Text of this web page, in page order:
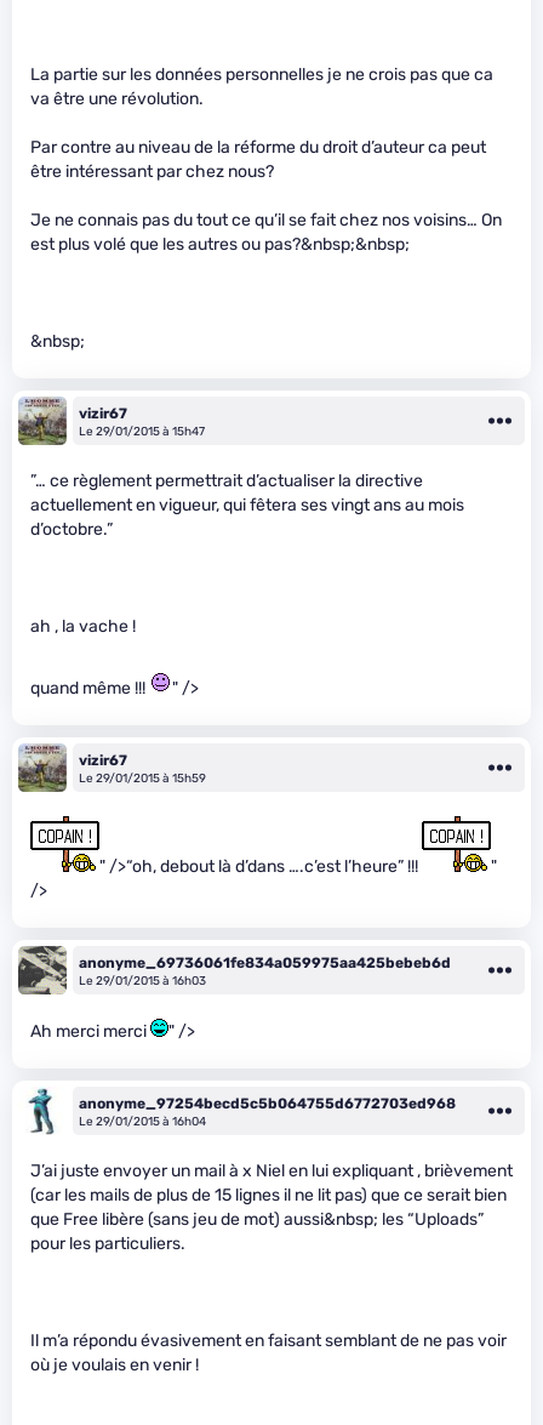
La partie sur les données personnelles je ne crois pas que ca
va être une révolution.
Par contre au niveau de la réforme du droit d’auteur ca peut
être intéressant par chez nous?
Je ne connais pas du tout ce qu’il se fait chez nos voisins… On
est plus volé que les autres ou pas?&nbsp;&nbsp;
&nbsp;
vizir67
Le 29/01/2015 à 15h47
”… ce règlement permettrait d’actualiser la directive
actuellement en vigueur, qui fêtera ses vingt ans au mois
d’octobre.”
ah , la vache !
quand même !!! " />
vizir67
Le 29/01/2015 à 15h59
" />“oh, debout là d’dans ….c’est l’heure” !!!
"
/>
anonyme_69736061fe834a059975aa425bebeb6d
Le 29/01/2015 à 16h03
Ah merci merci " />
anonyme_97254becd5c5b064755d6772703ed968
Le 29/01/2015 à 16h04
J’ai juste envoyer un mail à x Niel en lui expliquant , brièvement
(car les mails de plus de 15 lignes il ne lit pas) que ce serait bien
que Free libère (sans jeu de mot) aussi&nbsp; les “Uploads”
pour les particuliers.
Il m’a répondu évasivement en faisant semblant de ne pas voir
où je voulais en venir !